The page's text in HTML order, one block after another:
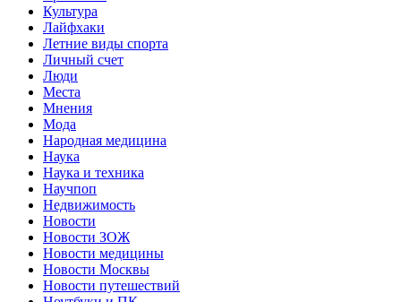
Культура
Лайфхаки
Летние виды спорта
Личный счет
Люди
Места
Мнения
Мода
Народная медицина
Наука
Наука и техника
Научпоп
Недвижимость
Новости
Новости ЗОЖ
Новости медицины
Новости Москвы
Новости путешествий